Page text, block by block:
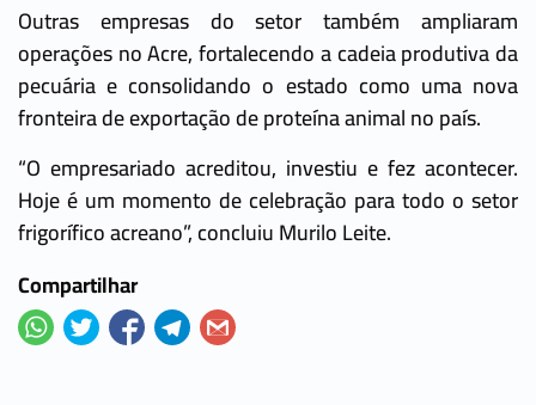
Outras empresas do setor também ampliaram
operações no Acre, fortalecendo a cadeia produtiva da
pecuária e consolidando o estado como uma nova
fronteira de exportação de proteína animal no país.
“O empresariado acreditou, investiu e fez acontecer.
Hoje é um momento de celebração para todo o setor
frigorífico acreano”, concluiu Murilo Leite.
Compartilhar